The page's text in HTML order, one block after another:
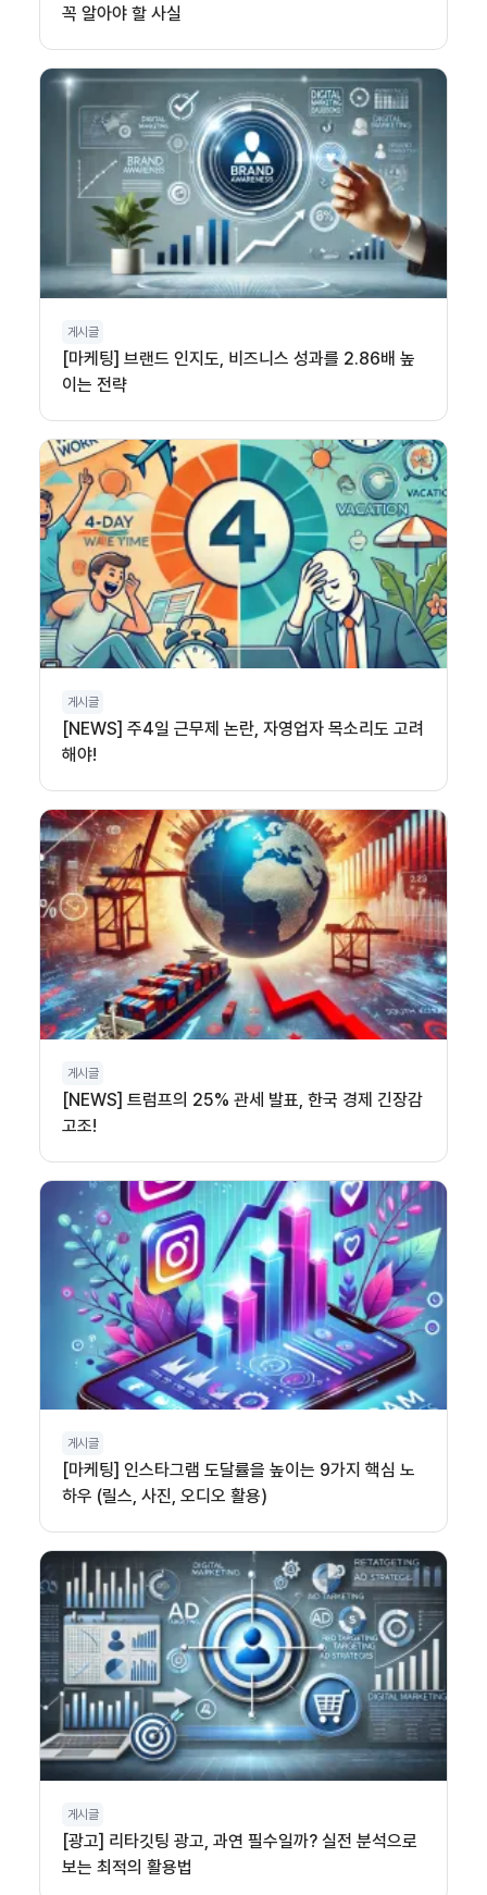
꼭 알아야 할 사실
게시글
[마케팅] 브랜드 인지도, 비즈니스 성과를 2.86배 높
이는 전략
게시글
[NEWS] 주4일 근무제 논란, 자영업자 목소리도 고려
해야!
게시글
[NEWS] 트럼프의 25% 관세 발표, 한국 경제 긴장감
고조!
게시글
[마케팅] 인스타그램 도달률을 높이는 9가지 핵심 노
하우 (릴스, 사진, 오디오 활용)
게시글
[광고] 리타깃팅 광고, 과연 필수일까? 실전 분석으로
보는 최적의 활용법